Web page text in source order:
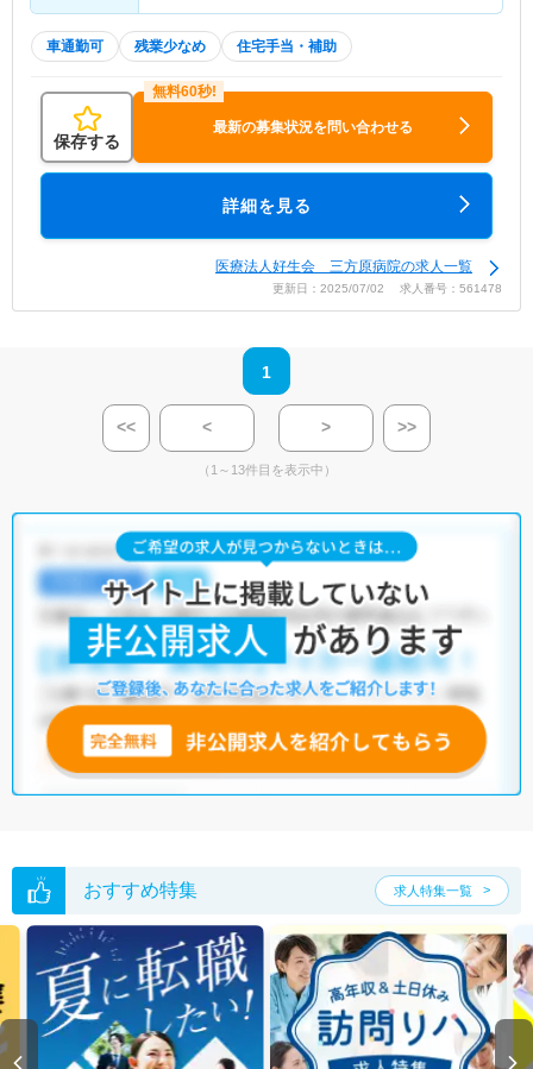
車通勤可 残業少なめ 住宅手当・補助
保存する
最新の募集状況を問い合わせる
詳細を見る
医療法人好生会 三方原病院の求人一覧
更新日：2025/07/02 求人番号：561478
1
<< < > >>
（1～13件目を表示中）
おすすめ特集 求人特集一覧